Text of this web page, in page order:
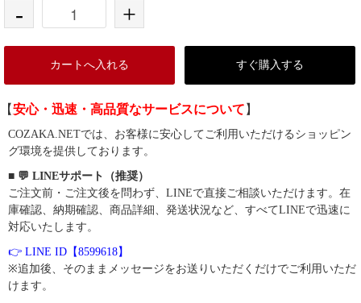
- +
カートへ入れる すぐ購入する
【安心・迅速・高品質なサービスについて 】
COZAKA.NETでは、お客様に安心してご利用いただけるショッピン
グ環境を提供しております。
■ 💬 LINEサポート（推奨）
ご注文前・ご注文後を問わず、LINEで直接ご相談いただけます。在
庫確認、納期確認、商品詳細、発送状況など、すべてLINEで迅速に
対応いたします。
👉 LINE ID【8599618】
※追加後、そのままメッセージをお送りいただくだけでご利用いただ
けます。